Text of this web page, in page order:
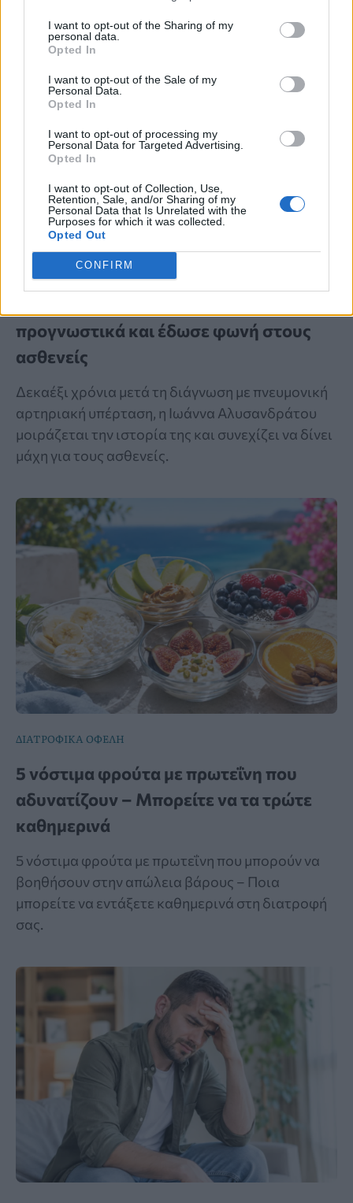
I want to opt-out of the Sharing of my
personal data.
Opted In
I want to opt-out of the Sale of my
Personal Data.
Opted In
I want to opt-out of processing my
Personal Data for Targeted Advertising.
Opted In
I want to opt-out of Collection, Use,
Retention, Sale, and/or Sharing of my
Personal Data that Is Unrelated with the
Purposes for which it was collected.
Opted Out
CONFIRM
ΠΡΟΣΩΠΙΚΗ ΜΑΡΤΥΡΙΑ
«Μου έδιναν 2,5 χρόνια ζωής»: Η
προγνωστικά και έδωσε φωνή στους
ασθενείς
Δεκαέξι χρόνια μετά τη διάγνωση με πνευμονική
αρτηριακή υπέρταση, η Ιωάννα Αλυσανδράτου
μοιράζεται την ιστορία της και συνεχίζει να δίνει
μάχη για τους ασθενείς.
ΔΙΑΤΡΟΦΙΚΑ ΟΦΕΛΗ
5 νόστιμα φρούτα με πρωτεΐνη που
αδυνατίζουν – Μπορείτε να τα τρώτε
καθημερινά
5 νόστιμα φρούτα με πρωτεΐνη που μπορούν να
βοηθήσουν στην απώλεια βάρους – Ποια
μπορείτε να εντάξετε καθημερινά στη διατροφή
σας.